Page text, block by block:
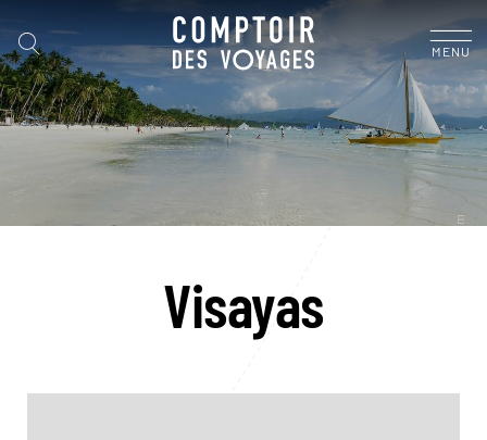
MENU
Visayas